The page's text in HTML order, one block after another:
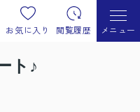
お気に入り 閲覧履歴 メニュー
ト♪